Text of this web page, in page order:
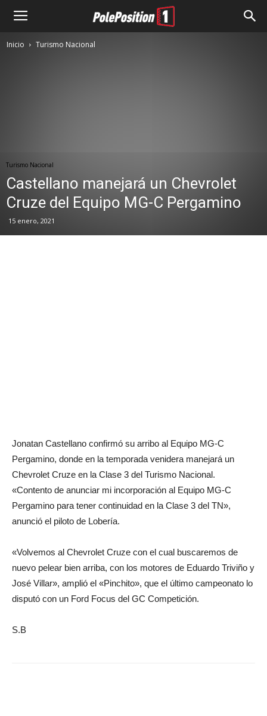
Inicio Turismo Nacional
Turismo Nacional
Castellano manejará un Chevrolet
Cruze del Equipo MG-C Pergamino
15 enero, 2021
Jonatan Castellano confirmó su arribo al Equipo MG-C
Pergamino, donde en la temporada venidera manejará un
Chevrolet Cruze en la Clase 3 del Turismo Nacional.
«Contento de anunciar mi incorporación al Equipo MG-C
Pergamino para tener continuidad en la Clase 3 del TN»,
anunció el piloto de Lobería.
«Volvemos al Chevrolet Cruze con el cual buscaremos de
nuevo pelear bien arriba, con los motores de Eduardo Triviño y
José Villar», amplió el «Pinchito», que el último campeonato lo
disputó con un Ford Focus del GC Competición.
S.B